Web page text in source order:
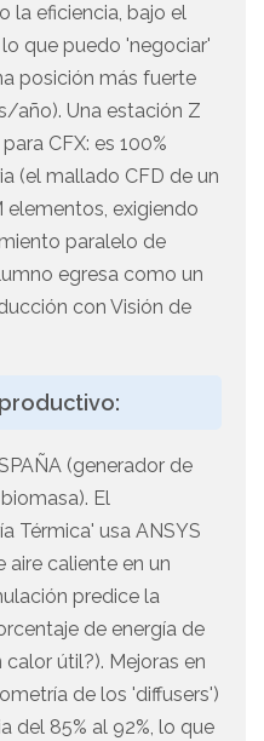
la eficiencia, bajo el
que puedo 'negociar'
posición más fuerte
año). Una estación Z
CFX: es 100%
(el mallado CFD de un
elementos, exigiendo
paralelo de
egresa como un
con Visión de
(generador de
El
Térmica' usa ANSYS
aire caliente en un
predice la
de energía de
útil?). Mejoras en
de los 'diffusers')
del 85% al 92%, lo que